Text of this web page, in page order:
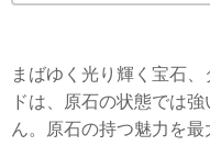
まばゆく光り輝く宝石
ドは、原石の状態では
ん。原石の持つ魅力を